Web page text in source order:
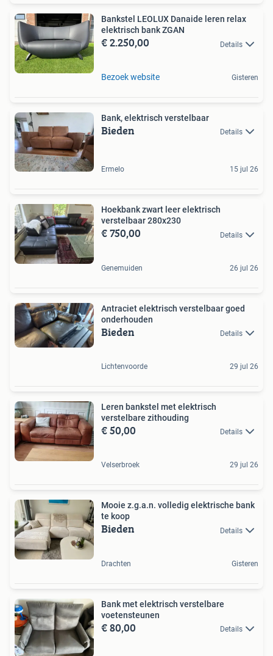
Bankstel LEOLUX Danaide leren relax
elektrisch bank ZGAN
€ 2.250,00 Details
Bezoek website Gisteren
Bank, elektrisch verstelbaar
Bieden Details
Ermelo 15 jul 26
Hoekbank zwart leer elektrisch
verstelbaar 280x230
€ 750,00 Details
Genemuiden 26 jul 26
Antraciet elektrisch verstelbaar goed
onderhouden
Bieden Details
Lichtenvoorde 29 jul 26
Leren bankstel met elektrisch
verstelbare zithouding
€ 50,00 Details
Velserbroek 29 jul 26
Mooie z.g.a.n. volledig elektrische bank
te koop
Bieden Details
Drachten Gisteren
Bank met elektrisch verstelbare
voetensteunen
€ 80,00 Details